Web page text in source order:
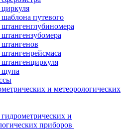
путевого
щупа
и метеорологических
и
приборов